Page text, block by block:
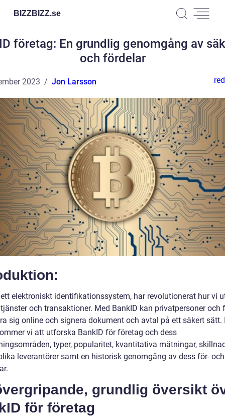
BIZZBIZZ.se
företag: En grundlig genomgång av
och fördelar
2023 Jon Larsson
ett elektroniskt identifikationssystem, har revolutionerat hur vi
och transaktioner. Med BankID kan privatpersoner och
sig online och signera dokument och avtal på ett säkert sätt.
vi att utforska BankID för företag och dess
typer, popularitet, kvantitativa mätningar,
leverantörer samt en historisk genomgång av dess för- och
grundlig översikt
för företag